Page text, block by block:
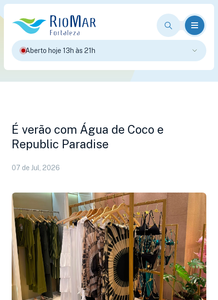
Aberto hoje 13h às 21h
É verão com Água de Coco e
Republic Paradise
07 de Jul, 2026